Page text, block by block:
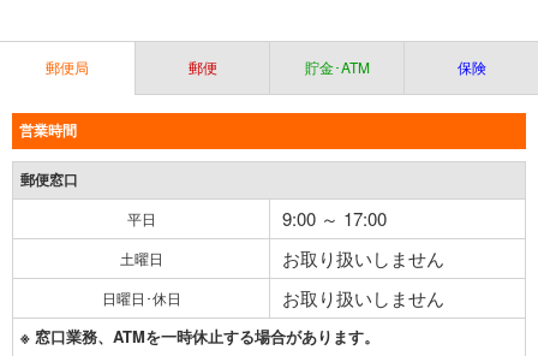
郵便局 郵便 貯金･ATM 保険
営業時間
郵便窓口
平日 9:00 ～ 17:00
土曜日 お取り扱いしません
日曜日･休日 お取り扱いしません
※ 窓口業務、ATMを一時休止する場合があります。